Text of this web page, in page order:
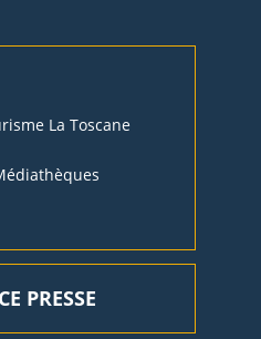
La Toscane
PRESSE